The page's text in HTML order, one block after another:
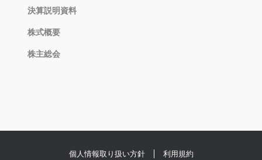
決算説明資料
株式概要
株主総会
個人情報取り扱い方針 利用規約